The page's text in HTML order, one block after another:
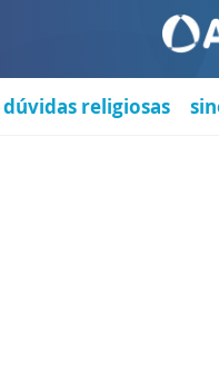
dúvidas religiosas